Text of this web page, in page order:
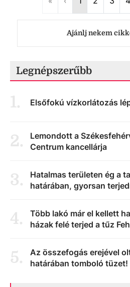
Ajánlj nekem
Legnépszerűbb
1. Elsőfokú vízkorlátozás
2.
Lemondott a
Centrum kancellárja
3.
Hatalmas területen ég a
határában, gyorsan
4.
Több lakó már el kellett
házak felé terjed a tűz
5.
Az összefogás erejével
határában tomboló tüzet!